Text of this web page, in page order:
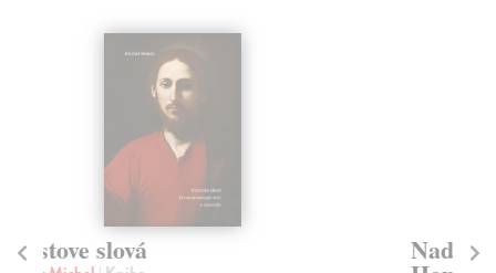
Nad slovami sv. Izáka Sýrskeho